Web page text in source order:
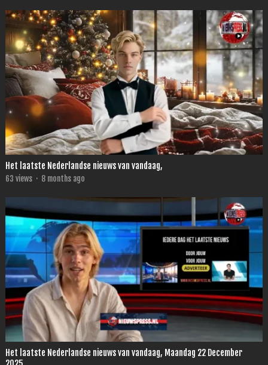
Het laatste Nederlandse nieuws van vandaag,
63 views · 8 months ago
Het laatste Nederlandse nieuws van vandaag, Maandag 22 December